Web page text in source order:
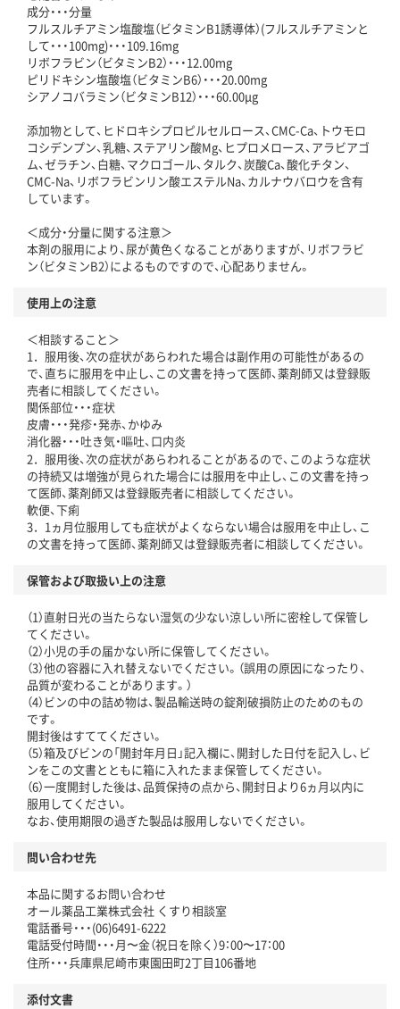
成分・・・分量
フルスルチアミン塩酸塩（ビタミンB1誘導体）(フルスルチアミンと
して・・・100mg)・・・109.16mg
リボフラビン（ビタミンB2）・・・12.00mg
ピリドキシン塩酸塩（ビタミンB6）・・・20.00mg
シアノコバラミン（ビタミンB12）・・・60.00μg
添加物として、ヒドロキシプロピルセルロース、CMC-Ca、トウモロ
コシデンプン、乳糖、ステアリン酸Mg、ヒプロメロース、アラビアゴ
ム、ゼラチン、白糖、マクロゴール、タルク、炭酸Ca、酸化チタン、
CMC-Na、リボフラビンリン酸エステルNa、カルナウバロウを含有
しています。
＜成分・分量に関する注意＞
本剤の服用により、尿が黄色くなることがありますが、リボフラビ
ン（ビタミンB2）によるものですので、心配ありません。
使用上の注意
＜相談すること＞
1．服用後、次の症状があらわれた場合は副作用の可能性があるの
で、直ちに服用を中止し、この文書を持って医師、薬剤師又は登録販
売者に相談してください。
関係部位・・・症状
皮膚・・・発疹・発赤、かゆみ
消化器・・・吐き気・嘔吐、口内炎
2．服用後、次の症状があらわれることがあるので、このような症状
の持続又は増強が見られた場合には服用を中止し、この文書を持っ
て医師、薬剤師又は登録販売者に相談してください。
軟便、下痢
3．1ヵ月位服用しても症状がよくならない場合は服用を中止し、こ
の文書を持って医師、薬剤師又は登録販売者に相談してください。
保管および取扱い上の注意
（1）直射日光の当たらない湿気の少ない涼しい所に密栓して保管し
てください。
（2）小児の手の届かない所に保管してください。
（3）他の容器に入れ替えないでください。（誤用の原因になったり、
品質が変わることがあります。）
（4）ビンの中の詰め物は、製品輸送時の錠剤破損防止のためのもの
です。
開封後はすててください。
（5）箱及びビンの「開封年月日」記入欄に、開封した日付を記入し、ビ
ンをこの文書とともに箱に入れたまま保管してください。
（6）一度開封した後は、品質保持の点から、開封日より6ヵ月以内に
服用してください。
なお、使用期限の過ぎた製品は服用しないでください。
問い合わせ先
本品に関するお問い合わせ
オール薬品工業株式会社 くすり相談室
電話番号・・・(06)6491-6222
電話受付時間・・・月〜金（祝日を除く）9：00〜17：00
住所・・・兵庫県尼崎市東園田町2丁目106番地
添付文書